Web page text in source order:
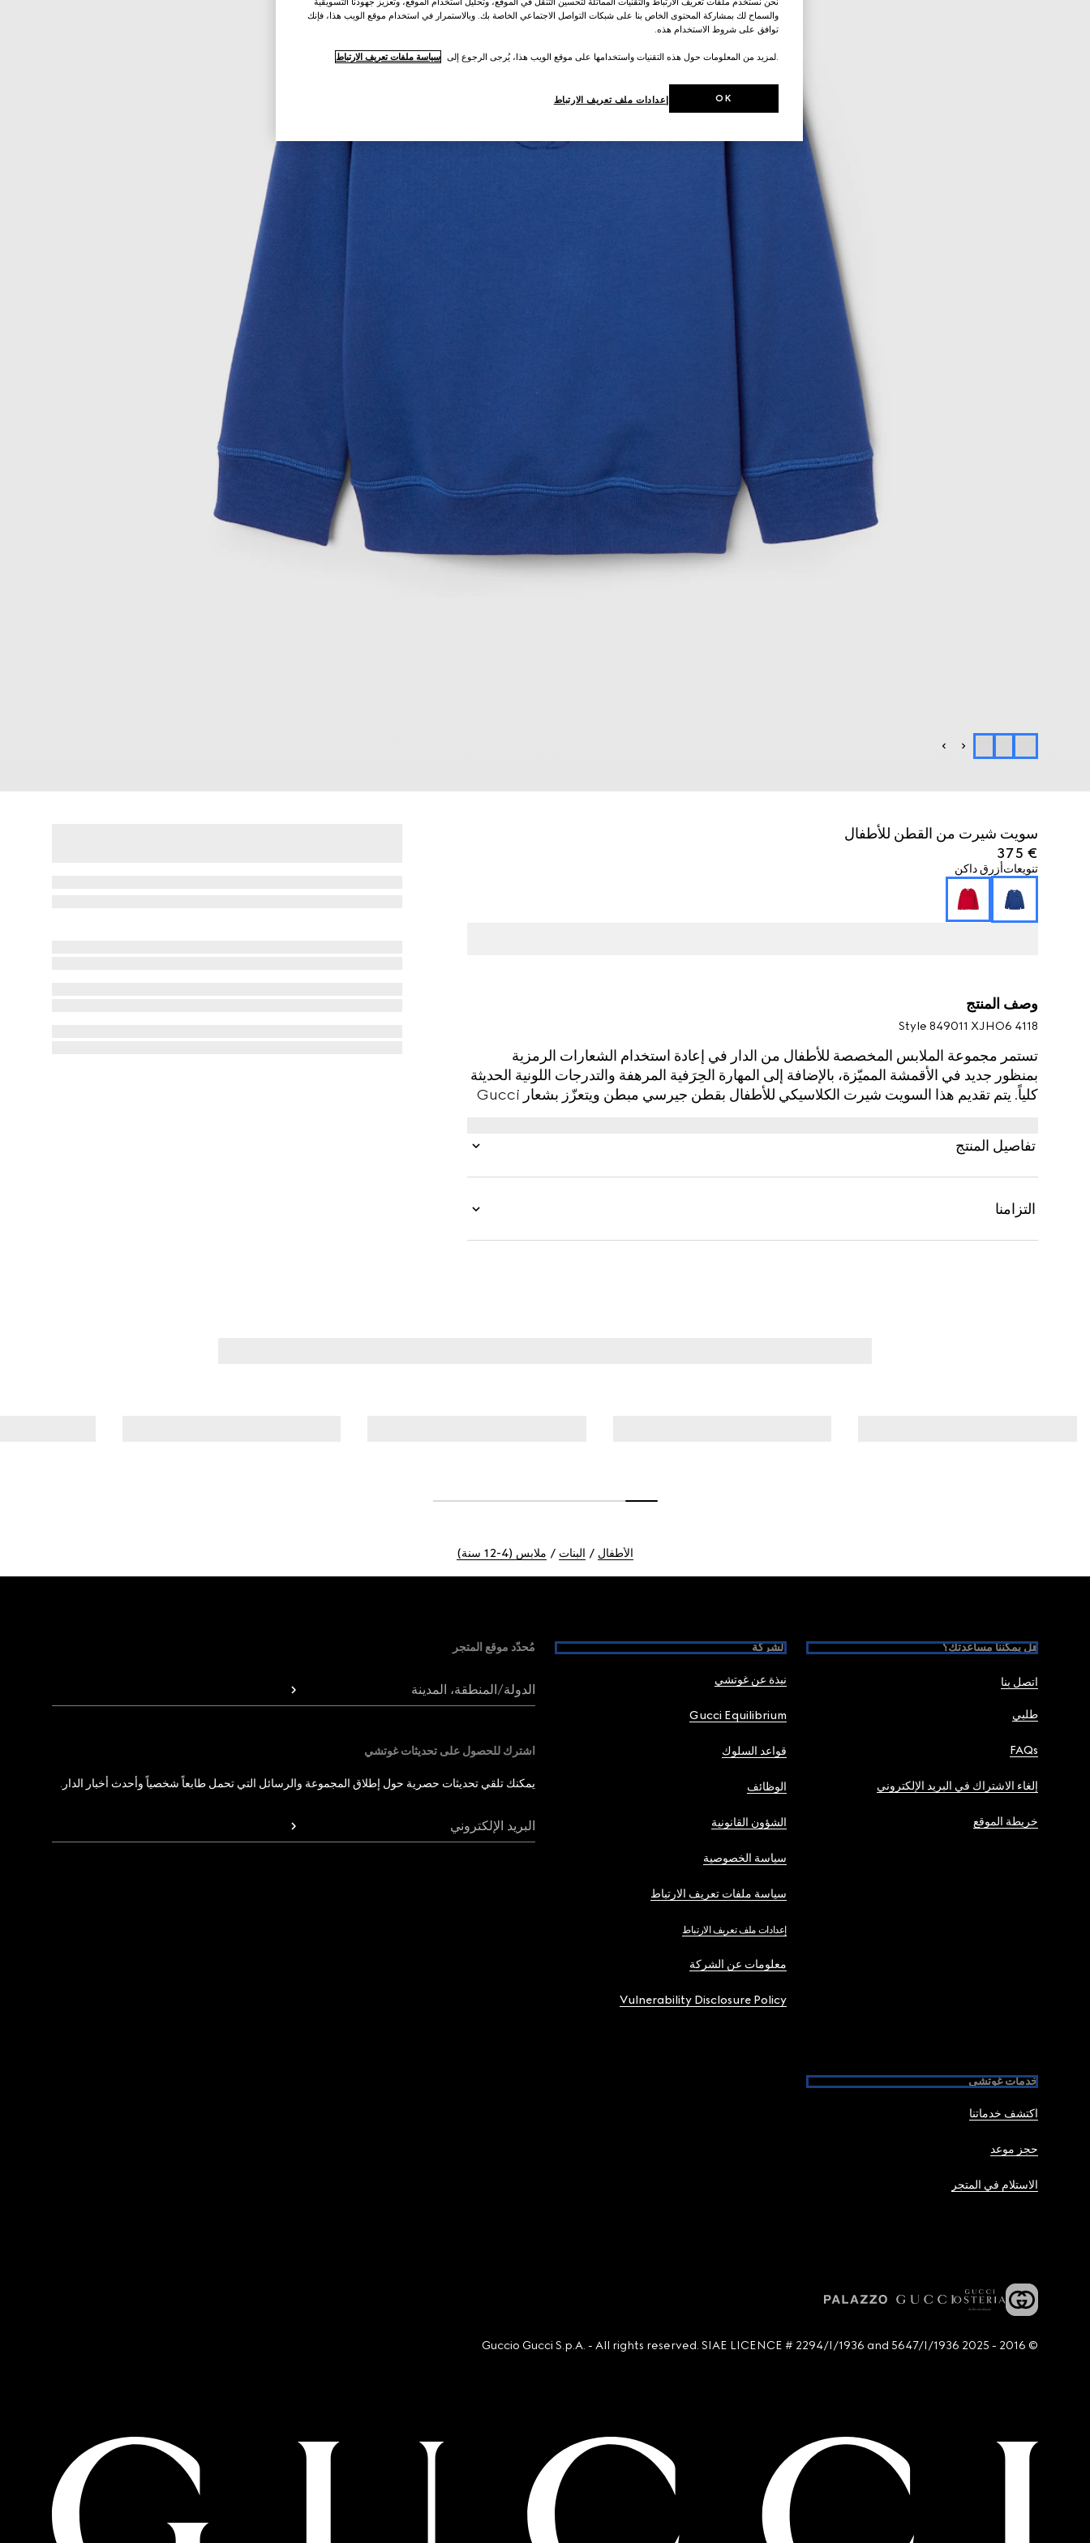
سويت شيرت من القطن للأطفال
€ 375
تنويعاتأزرق داكن
وصف المنتج
Style ‎849011 XJHO6 4118
تستمر مجموعة الملابس المخصصة للأطفال من الدار في إعادة استخدام الشعارات الرمزية
بمنظور جديد في الأقمشة المميّزة، بالإضافة إلى المهارة الحِرَفية المرهفة والتدرجات اللونية الحديثة
كلياً. يتم تقديم هذا السويت شيرت الكلاسيكي للأطفال بقطن جيرسي مبطن ويتعزّز بشعار Gucci
تفاصيل المنتج
التزامنا
الأطفال البنات ملابس (4-12 سنة)
هل يمكننا مساعدتك؟
اتصل بنا
طلبي
FAQs
إلغاء الاشتراك في البريد الإلكتروني
خريطة الموقع
الشركة
نبذة عن غوتشي
Gucci Equilibrium
قواعد السلوك
الوظائف
الشؤون القانونية
سياسة الخصوصية
سياسة ملفات تعريف الارتباط
إعدادات ملف تعريف الارتباط
معلومات عن الشركة
Vulnerability Disclosure Policy
خدمات غوتشي
اكتشف خدماتنا
حجز موعد
الاستلام في المتجر
مُحدّد موقع المتجر
الدولة/المنطقة، المدينة
اشترك للحصول على تحديثات غوتشي
يمكنك تلقي تحديثات حصرية حول إطلاق المجموعة والرسائل التي تحمل طابعاً شخصياً وأحدث أخبار الدار.
البريد الإلكتروني
© 2016 - 2025 Guccio Gucci S.p.A. - All rights reserved. SIAE LICENCE # 2294/I/1936 and 5647/I/1936
والسماح لك بمشاركة المحتوى الخاص بنا على شبكات التواصل الاجتماعي الخاصة بك. وبالاستمرار في استخدام موقع الويب هذا، فإنك
توافق على شروط الاستخدام هذه.
.لمزيد من المعلومات حول هذه التقنيات واستخدامها على موقع الويب هذا، يُرجى الرجوع إلى سياسة ملفات تعريف الارتباط
إعدادات ملف تعريف الارتباط OK